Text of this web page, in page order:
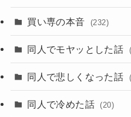
買い専の本音 (232)
同人でモヤッとした話
同人で悲しくなった話
同人で冷めた話 (20)